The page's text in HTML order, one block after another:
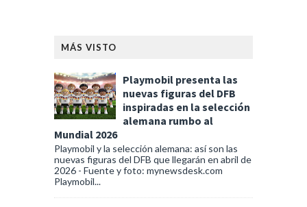
MÁS VISTO
Playmobil presenta las
nuevas figuras del DFB
inspiradas en la selección
alemana rumbo al
Mundial 2026
Playmobil y la selección alemana: así son las
nuevas figuras del DFB que llegarán en abril de
2026 - Fuente y foto: mynewsdesk.com
Playmobil...